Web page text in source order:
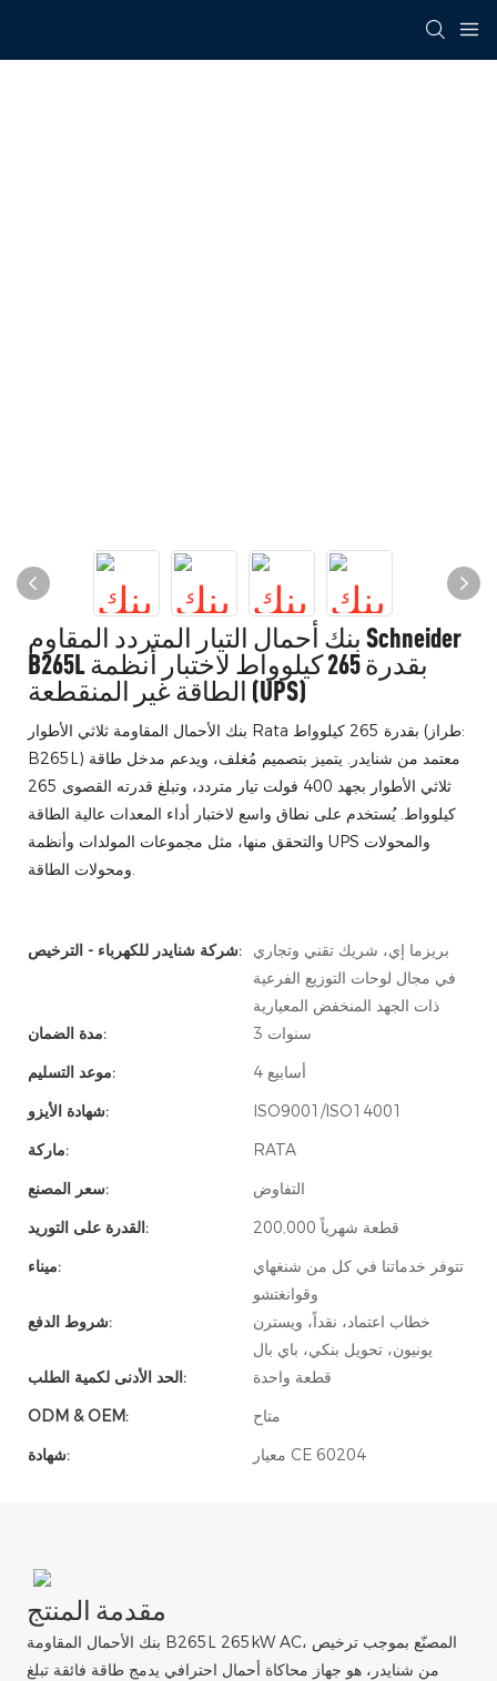
بنك أحمال التيار المتردد المقاوم Schneider
B265L بقدرة 265 كيلوواط لاختبار أنظمة
الطاقة غير المنقطعة (UPS)
بنك الأحمال المقاومة ثلاثي الأطوار Rata بقدرة 265 كيلوواط (طراز:
B265L) معتمد من شنايدر. يتميز بتصميم مُغلف، ويدعم مدخل طاقة
ثلاثي الأطوار بجهد 400 فولت تيار متردد، وتبلغ قدرته القصوى 265
كيلوواط. يُستخدم على نطاق واسع لاختبار أداء المعدات عالية الطاقة
والتحقق منها، مثل مجموعات المولدات وأنظمة UPS والمحولات
ومحولات الطاقة.
شركة شنايدر للكهرباء - الترخيص:
بريزما إي، شريك تقني وتجاري
في مجال لوحات التوزيع الفرعية
ذات الجهد المنخفض المعيارية
مدة الضمان:
3 سنوات
موعد التسليم:
4 أسابيع
شهادة الأيزو:
ISO9001/ISO14001
ماركة:
RATA
سعر المصنع:
التفاوض
القدرة على التوريد:
200,000 قطعة شهرياً
ميناء:
تتوفر خدماتنا في كل من شنغهاي
وقوانغتشو
شروط الدفع:
خطاب اعتماد، نقداً، ويسترن
يونيون، تحويل بنكي، باي بال
الحد الأدنى لكمية الطلب:
قطعة واحدة
ODM & OEM:
متاح
شهادة:
معيار CE 60204
مقدمة المنتج
بنك الأحمال المقاومة B265L 265kW AC، ​​المصنّع بموجب ترخيص
من شنايدر، هو جهاز محاكاة أحمال احترافي يدمج طاقة فائقة تبلغ